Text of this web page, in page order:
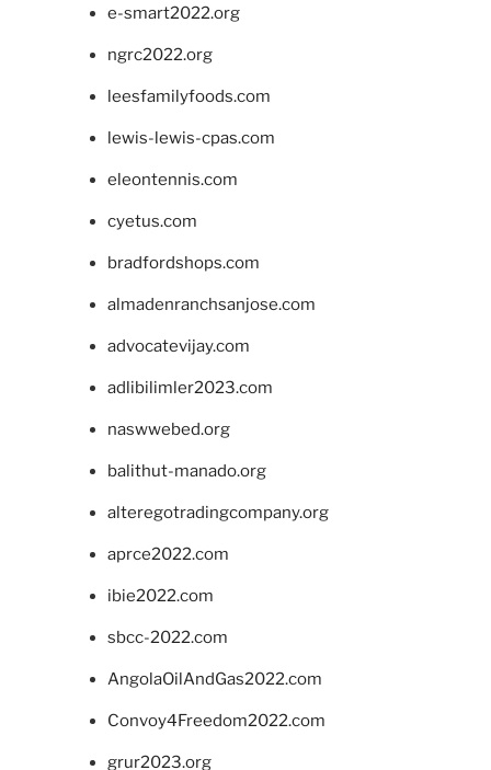
e-smart2022.org
ngrc2022.org
leesfamilyfoods.com
lewis-lewis-cpas.com
eleontennis.com
cyetus.com
bradfordshops.com
almadenranchsanjose.com
advocatevijay.com
adlibilimler2023.com
naswwebed.org
balithut-manado.org
alteregotradingcompany.org
aprce2022.com
ibie2022.com
sbcc-2022.com
AngolaOilAndGas2022.com
Convoy4Freedom2022.com
grur2023.org